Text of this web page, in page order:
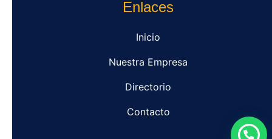
Enlaces
Inicio
Nuestra Empresa
Directorio
Contacto